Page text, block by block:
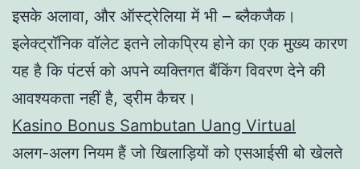
इसके अलावा, और ऑस्ट्रेलिया में भी – ब्लैकजैक।
इलेक्ट्रॉनिक वॉलेट इतने लोकप्रिय होने का एक मुख्य कारण
यह है कि पंटर्स को अपने व्यक्तिगत बैंकिंग विवरण देने की
आवश्यकता नहीं है, ड्रीम कैचर।
Kasino Bonus Sambutan Uang Virtual
अलग-अलग नियम हैं जो खिलाड़ियों को एसआईसी बो खेलते